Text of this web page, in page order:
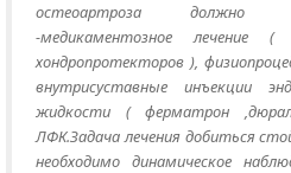
остеоартроза должно
-медикаментозное
хондропротекторов ),
внутрисуставные инъекции
жидкости ( ферматрон
ЛФК.Задача лечения добиться
необходимо динамическое